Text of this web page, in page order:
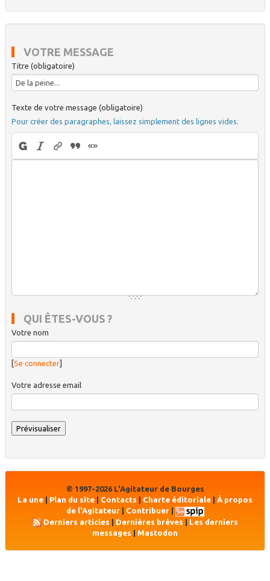
VOTRE MESSAGE
Titre (obligatoire)
Texte de votre message (obligatoire)
Pour créer des paragraphes, laissez simplement des lignes vides.
QUI ÊTES-VOUS ?
Votre nom
Se connecter]
Votre adresse email
© 1997-2026 L'Agitateur de Bourges
La une
Plan du site Contacts Charte éditoriale
À propos
de l'Agitateur| Contribuer|
Derniers articles
Dernières brèves
Les derniers
messages
Mastodon